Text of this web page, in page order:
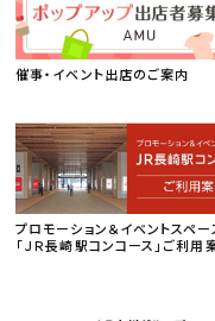
催事・イベント出店のご案内
プロモーション＆イベントスペー
「ＪＲ長崎駅コンコース」ご利用